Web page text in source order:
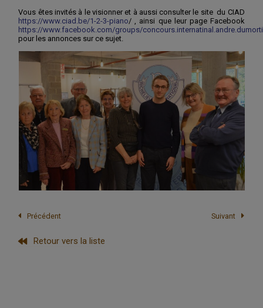
Vous êtes invités à le visionner et à aussi consulter le site du CIAD
https://www.ciad.be/1-2-3-piano/ , ainsi que leur page Facebook
https://www.facebook.com/groups/
pour les annonces sur ce sujet.
Précédent Suivant
Retour vers la liste